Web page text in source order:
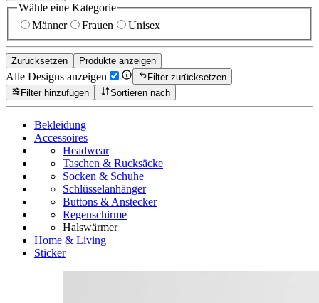
Wähle eine Kategorie
Männer
Frauen Unisex
Zurücksetzen Produkte anzeigen
Alle Designs anzeigen
Filter zurücksetzen
Filter hinzufügen
Sortieren nach
Bekleidung
Accessoires
Headwear
Taschen & Rucksäcke
Socken & Schuhe
Schlüsselanhänger
Buttons & Anstecker
Regenschirme
Halswärmer
Home & Living
Sticker